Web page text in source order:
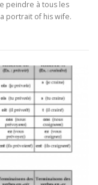
peindre à tous les
portrait of his wife.